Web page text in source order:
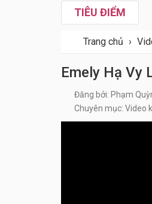
TIÊU ĐIỂM
Trang chủ ›
Emely Hạ Vy
Đăng bởi: Phạm
Chuyên mục: Video